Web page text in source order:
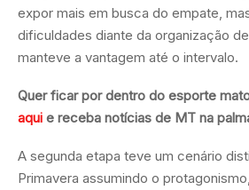
expor mais em busca do empate,
dificuldades diante da organização
manteve a vantagem até o intervalo.
Quer ficar por dentro do esporte
aqui e receba notícias de MT na
A segunda etapa teve um cenário
Primavera assumindo o